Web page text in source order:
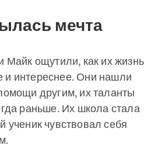
мечта
ощутили, как их жизнь
и интереснее. Они нашли
другим, их таланты
раньше. Их школа стала
ученик чувствовал себя